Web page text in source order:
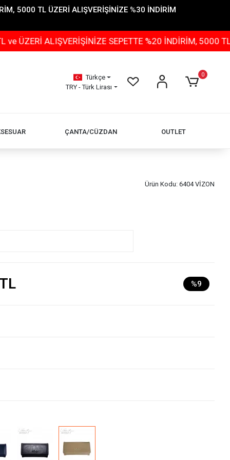
5000 TL ÜZERİ ALIŞVERİŞİNİZE %30 İNDİRİM
ALIŞVERİŞİNİZE SEPETTE %20 İNDİRİM, 5000 TL
Türkçe
TRY - Türk Lirası
0
ÇANTA/CÜZDAN OUTLET
Ürün Kodu: 6404 VİZON
%9